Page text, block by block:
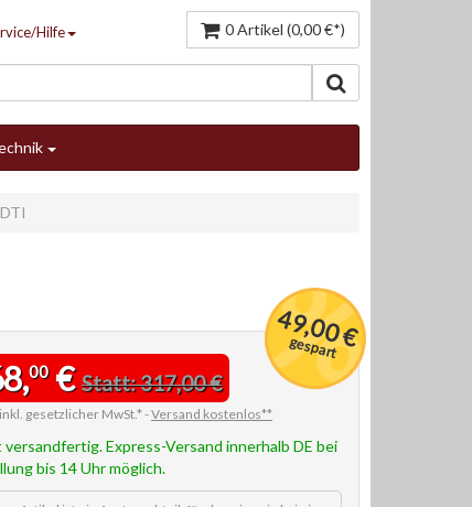
Hilfe 0 Artikel (0,00 €*)
49,00 €
gespart
00€Statt: 317,00 €
gesetzlicher MwSt.* -Versand kostenlos**
Express-Versand innerhalb DE bei
bis 14 Uhr möglich.